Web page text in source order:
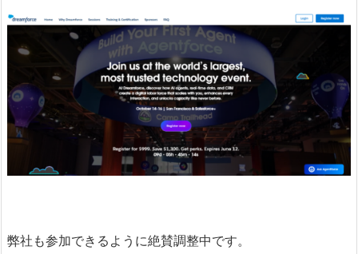
弊社も参加できるように絶賛調整中です。